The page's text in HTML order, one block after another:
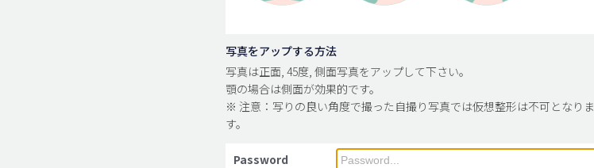
写真をアップする方法
写真は正面, 45度, 側面写真をアップして下さい。
顎の場合は側面が効果的です。
※ 注意：写りの良い角度で撮った自撮り写真では仮想整形は不可となりま
す。
Password